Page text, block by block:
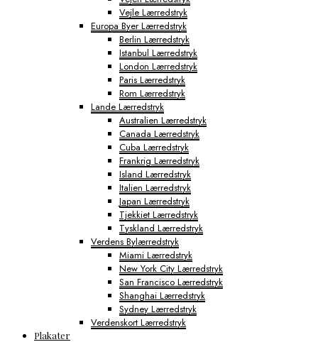
Vejle Lærredstryk
Europa Byer Lærredstryk
Berlin Lærredstryk
Istanbul Lærredstryk
London Lærredstryk
Paris Lærredstryk
Rom Lærredstryk
Lande Lærredstryk
Australien Lærredstryk
Canada Lærredstryk
Cuba Lærredstryk
Frankrig Lærredstryk
Island Lærredstryk
Italien Lærredstryk
Japan Lærredstryk
Tjekkiet Lærredstryk
Tyskland Lærredstryk
Verdens Bylærredstryk
Miami Lærredstryk
New York City Lærredstryk
San Francisco Lærredstryk
Shanghai Lærredstryk
Sydney Lærredstryk
Verdenskort Lærredstryk
Plakater